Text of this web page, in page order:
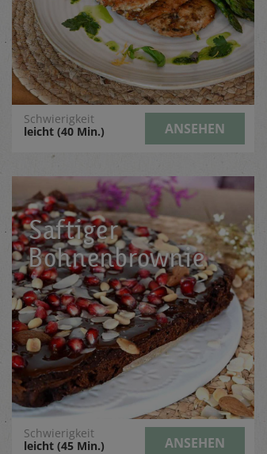
Schwierigkeit
leicht (40 Min.)
ANSEHEN
Saftiger
Bohnenbrownie
Schwierigkeit
leicht (45 Min.)
ANSEHEN